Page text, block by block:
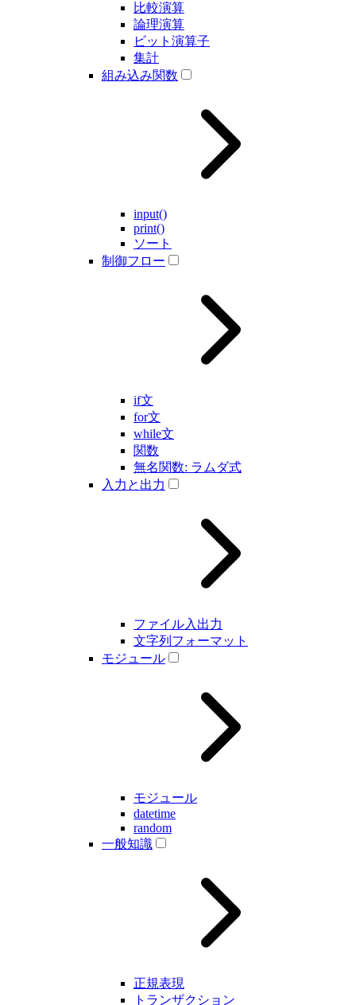
比較演算
論理演算
ビット演算子
集計
組み込み関数
input()
print()
ソート
制御フロー
if文
for文
while文
関数
無名関数: ラムダ式
入力と出力
ファイル入出力
文字列フォーマット
モジュール
モジュール
datetime
random
一般知識
正規表現
トランザクション